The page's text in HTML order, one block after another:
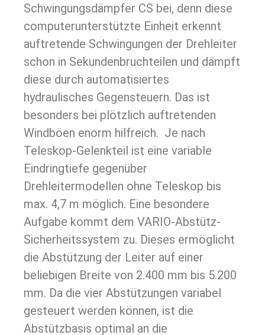
Schwingungsdämpfer CS bei, denn diese
computerunterstützte Einheit erkennt
auftretende Schwingungen der Drehleiter
schon in Sekundenbruchteilen und dämpft
diese durch automatisiertes
hydraulisches Gegensteuern. Das ist
besonders bei plötzlich auftretenden
Windböen enorm hilfreich. Je nach
Teleskop-Gelenkteil ist eine variable
Eindringtiefe gegenüber
Drehleitermodellen ohne Teleskop bis
max. 4,7 m möglich. Eine besondere
Aufgabe kommt dem VARIO-Abstütz-
Sicherheitssystem zu. Dieses ermöglicht
die Abstützung der Leiter auf einer
beliebigen Breite von 2.400 mm bis 5.200
mm. Da die vier Abstützungen variabel
gesteuert werden können, ist die
Abstützbasis optimal an die